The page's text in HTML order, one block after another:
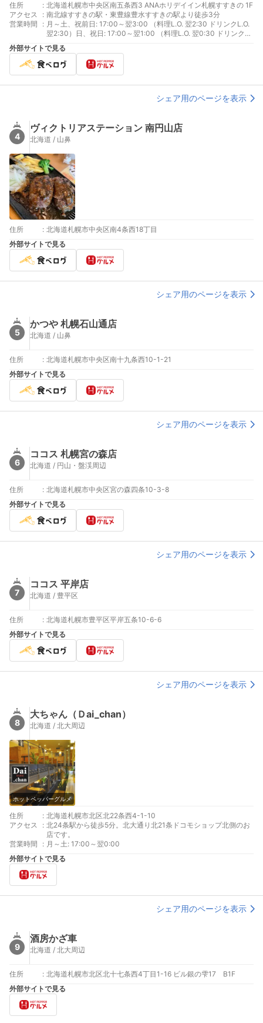
住所 : 北海道札幌市中央区南五条西3 ANAホリデイイン札幌すすきの 1F
アクセス
: 南北線すすきの駅・東豊線豊水すすきの駅より徒歩3分
営業時間
: 月～土、祝前日: 17:00～翌3:00 （料理L.O. 翌2:30 ドリンクL.O.
翌2:30）日、祝日: 17:00～翌1:00 （料理L.O. 翌0:30 ドリンク
L.O. 翌0:30）
外部サイトで見る
シェア用のページを表示
4
ヴィクトリアステーション 南円山店
北海道 / 山鼻
住所 : 北海道札幌市中央区南4条西18丁目
外部サイトで見る
シェア用のページを表示
5
かつや 札幌石山通店
北海道 / 山鼻
住所 : 北海道札幌市中央区南十九条西10-1-21
外部サイトで見る
シェア用のページを表示
6
ココス 札幌宮の森店
北海道 / 円山・盤渓周辺
住所 : 北海道札幌市中央区宮の森四条10-3-8
外部サイトで見る
シェア用のページを表示
7
ココス 平岸店
北海道 / 豊平区
住所 : 北海道札幌市豊平区平岸五条10-6-6
外部サイトで見る
シェア用のページを表示
8
大ちゃん（Ｄai_chan）
北海道 / 北大周辺
ホットペッパーグルメ
住所 : 北海道札幌市北区北22条西4-1-10
アクセス
: 北24条駅から徒歩5分。北大通り北21条ドコモショップ北側のお
店です。
営業時間
: 月～土: 17:00～翌0:00
外部サイトで見る
シェア用のページを表示
9
酒房かざ車
北海道 / 北大周辺
住所 : 北海道札幌市北区北十七条西4丁目1-16 ビル銀の雫17 B1F
外部サイトで見る